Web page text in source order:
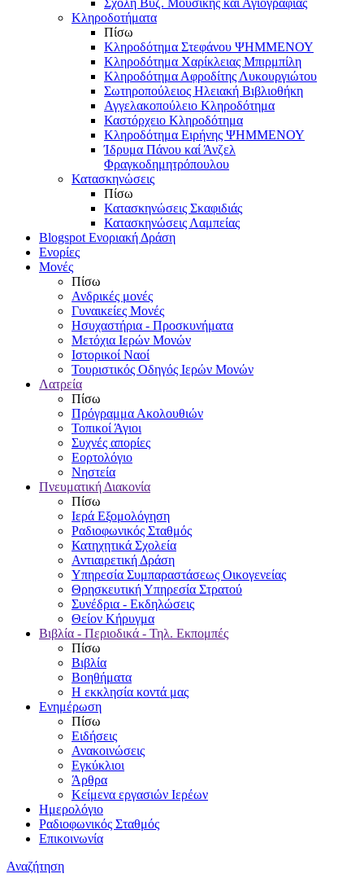
Κληροδοτήματα
Πίσω
Κληροδότημα Στεφάνου ΨΗΜΜΕΝΟΥ
Κληροδότημα Χαρίκλειας Μπιρμπίλη
Κληροδότημα Αφροδίτης Λυκουργιώτου
Σωτηροπούλειος Ηλειακή Βιβλιοθήκη
Αγγελακοπούλειο Κληροδότημα
Καστόρχειο Κληροδότημα
Κληροδότημα Ειρήνης ΨΗΜΜΕΝΟΥ
Ίδρυμα Πάνου καί Άνζελ
Φραγκοδημητρόπουλου
Κατασκηνώσεις
Πίσω
Κατασκηνώσεις Σκαφιδιάς
Κατασκηνώσεις Λαμπείας
Blogspot Ενοριακή Δράση
Ενορίες
Μονές
Πίσω
Ανδρικές μονές
Γυναικείες Μονές
Ησυχαστήρια - Προσκυνήματα
Μετόχια Ιερών Μονών
Ιστορικοί Ναοί
Τουριστικός Οδηγός Ιερών Μονών
Λατρεία
Πίσω
Πρόγραμμα Ακολουθιών
Τοπικοί Άγιοι
Συχνές απορίες
Εορτολόγιο
Νηστεία
Πνευματική Διακονία
Πίσω
Ιερά Εξομολόγηση
Ραδιοφωνικός Σταθμός
Κατηχητικά Σχολεία
Αντιαιρετική Δράση
Υπηρεσία Συμπαραστάσεως Οικογενείας
Θρησκευτική Υπηρεσία Στρατού
Συνέδρια - Εκδηλώσεις
Θείον Κήρυγμα
Βιβλία - Περιοδικά - Τηλ. Εκπομπές
Πίσω
Βιβλία
Βοηθήματα
Η εκκλησία κοντά μας
Ενημέρωση
Πίσω
Ειδήσεις
Ανακοινώσεις
Εγκύκλιοι
Άρθρα
Κείμενα εργασιών Ιερέων
Ημερολόγιο
Ραδιοφωνικός Σταθμός
Επικοινωνία
Αναζήτηση